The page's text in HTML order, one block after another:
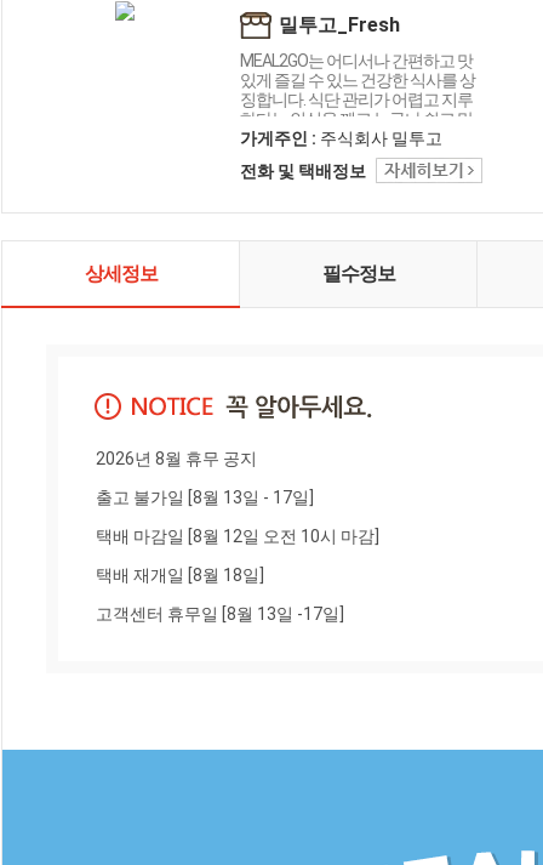
밀투고_Fresh
MEAL2GO는 어디서나 간편하고 맛
있게 즐길 수 있느 건강한 식사를 상
징합니다. 식단 관리가 어렵고 지루
하다는 인식을 깨고 누구나 쉽고 맛
있게 즐길 수 있는 식단 솔루션을 만
드는 것을 목표로 합니다. 단순한 식
단 브랜드를 넘어 고객들에게 지속
션을 제시합니다. 우리의 브랜드는
가게주인 : 주식회사 밀투고
전화 및 택배정보
상세정보 필수정보
2026년 8월 휴무 공지
출고 불가일 [8월 13일 - 17일]
택배 마감일 [8월 12일 오전 10시 마감]
택배 재개일 [8월 18일]
고객센터 휴무일 [8월 13일 -17일]